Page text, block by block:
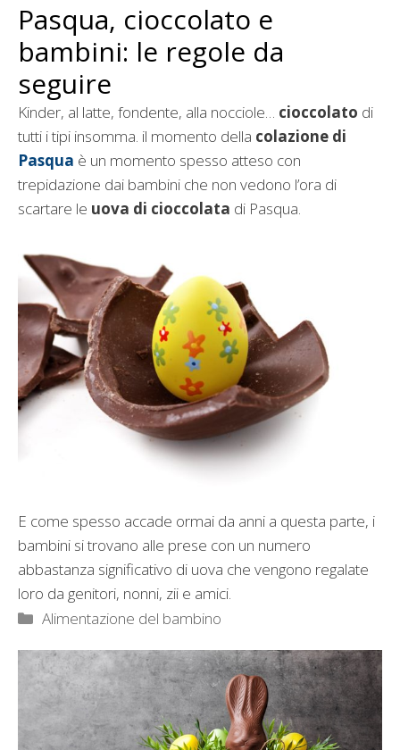
Pasqua, cioccolato e
bambini: le regole da
seguire
Kinder, al latte, fondente, alla nocciole… cioccolato di
tutti i tipi insomma. il momento della colazione di
Pasqua è un momento spesso atteso con
trepidazione dai bambini che non vedono l’ora di
scartare le uova di cioccolata di Pasqua.
E come spesso accade ormai da anni a questa parte, i
bambini si trovano alle prese con un numero
abbastanza significativo di uova che vengono regalate
loro da genitori, nonni, zii e amici.
Categorie
Alimentazione del bambino